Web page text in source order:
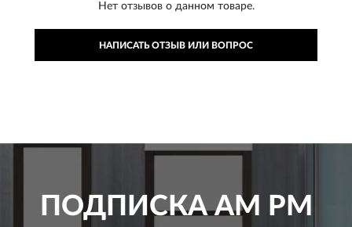
Нет отзывов о данном товаре.
НАПИСАТЬ ОТЗЫВ ИЛИ ВОПРОС
ПОДПИСКАAM PM